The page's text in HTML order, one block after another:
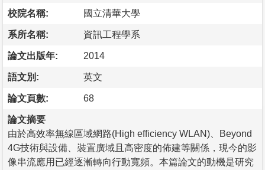
校院名稱: 國立清華大學
系所名稱: 資訊工程學系
論文出版年: 2014
語文別: 英文
論文頁數: 68
論文摘要
由於高效率無線區域網路(High efficiency WLAN)、Beyond
4G技術與設備、裝置廣域且高密度的佈建等關係，現今的影
像串流應用已經逐漸轉向行動寬頻。本篇論文的動機是研究